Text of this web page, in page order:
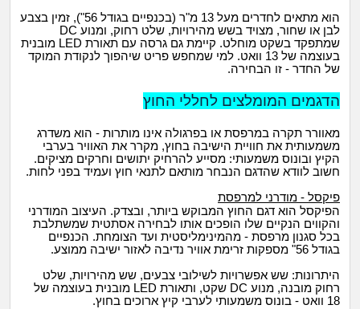
הוא מתאים לחדרים מעל 13 מ"ר (בכנפיים בגודל 56"), זמין בצבע
לבן או שחור, מצויד בשש מהירויות, שלט רחוק, ומנוע DC
שמתפקד בשקט מוחלט. קיימת גם גרסה עם תאורת LED מובנית
בעוצמה של 13 וואט. למי שמחפש פריט שיהפוך לנקודת המוקד
של החדר - זו הבחירה.
הדגמים המומלצים לחללי החוץ
מאוורר תקרה במרפסת או בפרגולה אינו מותרות - הוא משדרג
משמעותית את חוויית הישיבה בחוץ, מקרר את האוויר בערבי
הקיץ ובונוס משמעותי: מסייע להרחיק יתושים וחרקים מציקים.
חשוב לוודא שהדגם הנבחר מותאם לתנאי חוץ ועמיד בפני לחות.
פיקסל - מודרני למרפסת
הפיקסל הוא דגם החוץ המבוקש ביותר, ובצדק. העיצוב המודרני
והקווים הנקיים שלו הופכים אותו לבחירה אסתטית שמשתלבת
בכל סגנון מרפסת - מהמינימליסטית ועד הצומחת. הכנפיים
בגודל 56" מספקות זרימת אוויר נדיבה לאזור ישיבה ממוצע.
היתרונות: שש אפשרויות לשילובי צבעים, שש מהירויות, שלט
רחוק מובנה, מנוע DC שקט, ותאורת LED מובנית בעוצמה של
18 וואט - בונוס משמעותי לערבי קיץ ארוכים בחוץ.